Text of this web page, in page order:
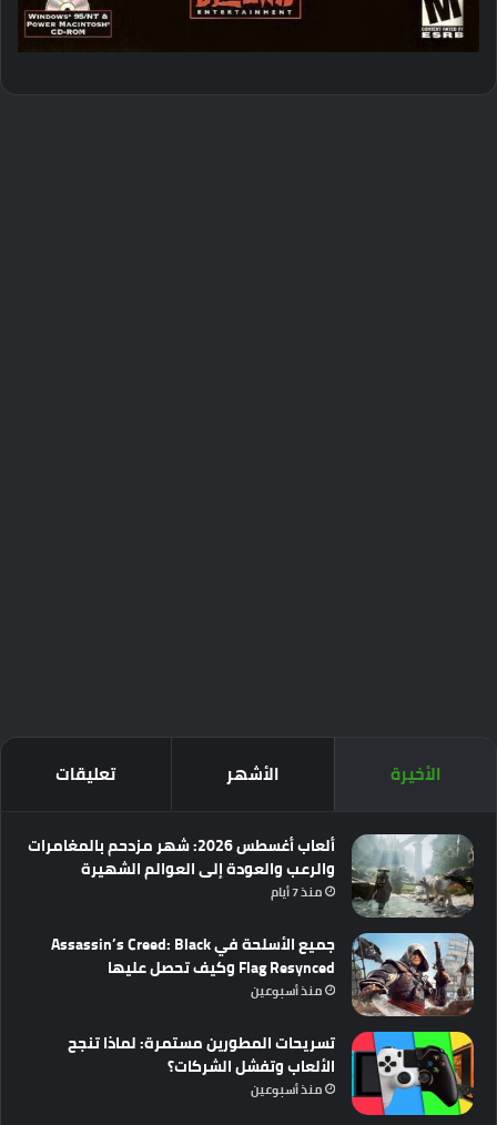
الأخيرة الأشهر تعليقات
ألعاب أغسطس 2026: شهر مزدحم بالمغامرات
والرعب والعودة إلى العوالم الشهيرة
منذ 7 أيام
جميع الأسلحة في Assassin’s Creed: Black
Flag Resynced وكيف تحصل عليها
منذ أسبوعين
تسريحات المطورين مستمرة: لماذا تنجح
الألعاب وتفشل الشركات؟
منذ أسبوعين